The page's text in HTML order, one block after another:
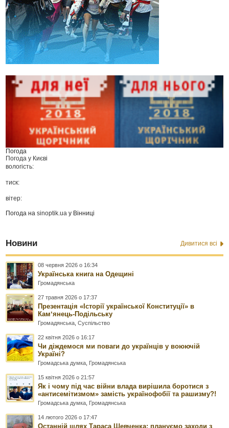
Погода
Погода у Києві
вологість:
тиск:
вітер:
Погода наsinoptik.ua у Вінниці
Новини Дивитися всі
08 червня 2026 о 16:34
Українська книга на Одещині
Громадянська
27 травня 2026 о 17:37
Презентація «Історії української Конституції» в
Камʼянець-Подільську
Громадянська ,Суспільство
22 квітня 2026 о 16:17
Чи діждемося ми поваги до українців у воюючій
Україні?
Громадська думка Громадянська
15 квітня 2026 о 21:57
Як і чому під час війни влада вирішила боротися з
«антисемітизмом» замість українофобії та рашизму?!
Громадська думка Громадянська
14 лютого 2026 о 17:47
Останній шлях Тараса Шевченка: плануємо заходи з